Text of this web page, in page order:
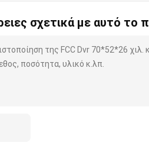
σχετικά με αυτό το
της FCC Dvr 70*52*26
ποσότητα, υλικό κ.λπ.